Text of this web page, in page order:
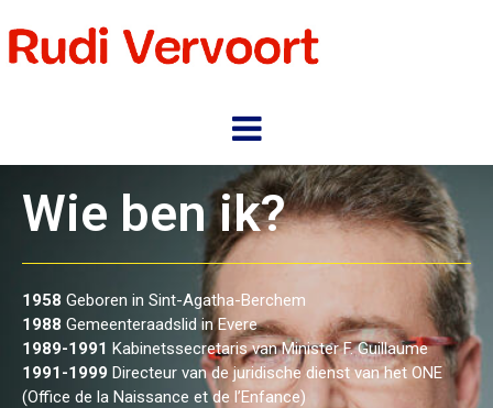
Wie ben ik?
1958 Geboren in Sint-Agatha-Berchem
1988 Gemeenteraadslid in Evere
1989-1991 Kabinetssecretaris van Minister F. Guillaume
1991-1999 Directeur van de juridische dienst van het ONE
(Office de la Naissance et de l’Enfance)